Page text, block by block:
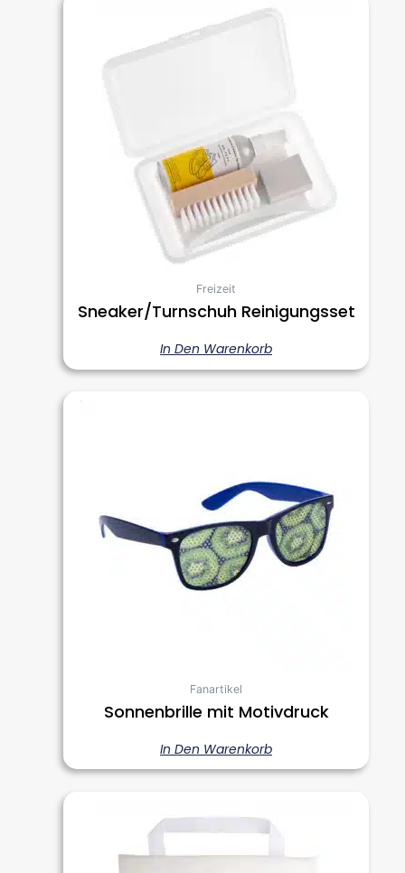
Freizeit
Sneaker/Turnschuh Reinigungsset
In Den Warenkorb
Fanartikel
Sonnenbrille mit Motivdruck
In Den Warenkorb